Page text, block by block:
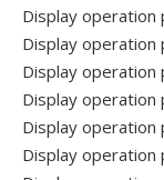
Display operation
Display operation
Display operation
Display operation
Display operation
Display operation